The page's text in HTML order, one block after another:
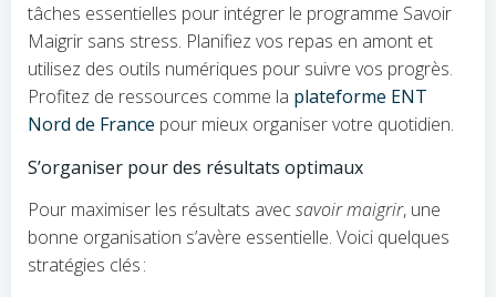
tâches essentielles pour intégrer le programme Savoir
Maigrir sans stress. Planifiez vos repas en amont et
utilisez des outils numériques pour suivre vos progrès.
Profitez de ressources comme la plateforme ENT
Nord de France pour mieux organiser votre quotidien.
S’organiser pour des résultats optimaux
Pour maximiser les résultats avecsavoir maigrir, une
bonne organisation s’avère essentielle. Voici quelques
stratégies clés :